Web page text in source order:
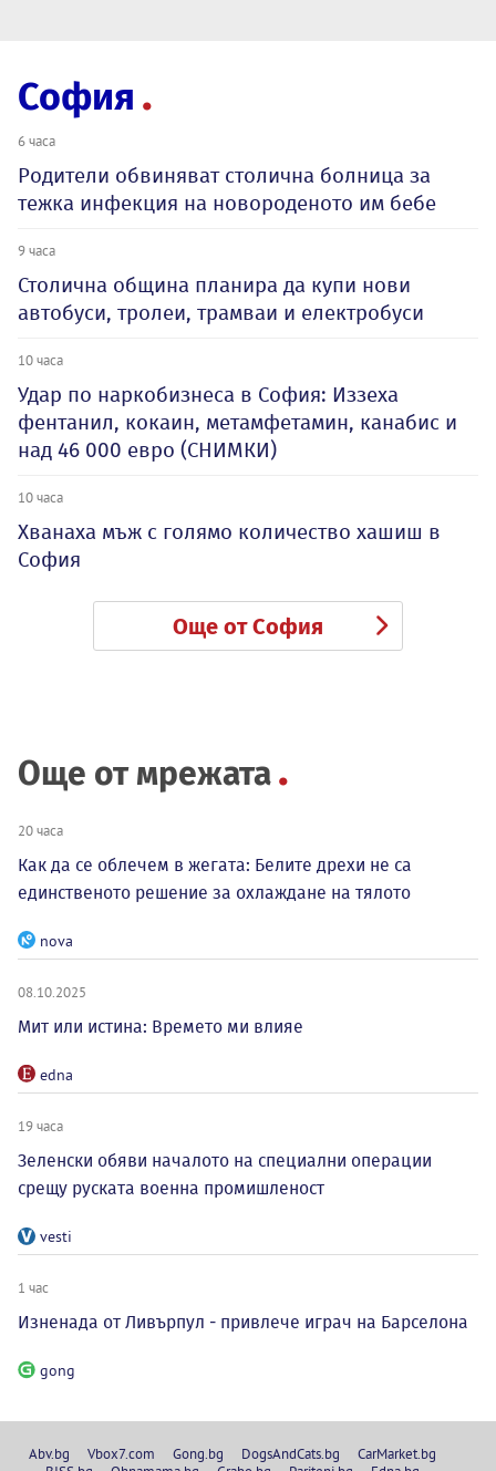
София
6 часа
Родители обвиняват столична болница за
тежка инфекция на новороденото им бебе
9 часа
Столична община планира да купи нови
автобуси, тролеи, трамваи и електробуси
10 часа
Удар по наркобизнеса в София: Иззеха
фентанил, кокаин, метамфетамин, канабис и
над 46 000 евро (СНИМКИ)
10 часа
Хванаха мъж с голямо количество хашиш в
София
Още от София
Още от мрежата
20 часа
Как да се облечем в жегата: Белите дрехи не са
единственото решение за охлаждане на тялото
nova
08.10.2025
Мит или истина: Времето ми влияе
edna
19 часа
Зеленски обяви началото на специални операции
срещу руската военна промишленост
vesti
1 час
Изненада от Ливърпул - привлече играч на Барселона
gong
Abv.bg Vbox7.com Gong.bg DogsAndCats.bg
CarMarket.bg